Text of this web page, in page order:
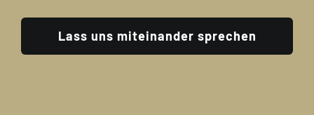
Lass uns miteinander sprechen